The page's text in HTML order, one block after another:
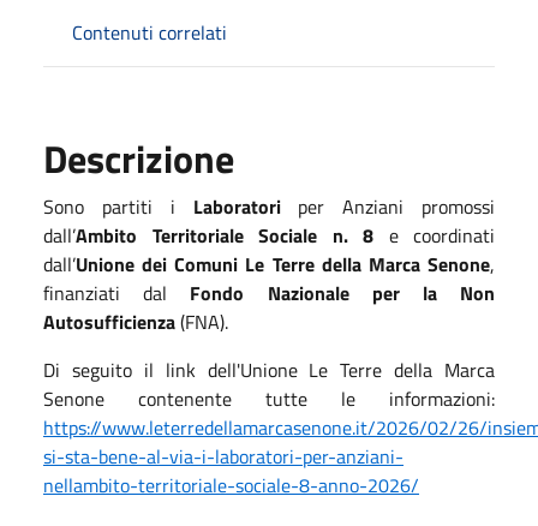
Contenuti correlati
Descrizione
Sono partiti i Laboratoriper Anziani promossi
dall’Ambito Territoriale Sociale n. 8 e coordinati
dall’Unione dei Comuni Le Terre della Marca Senone,
finanziati dal Fondo Nazionale per la Non
Autosufficienza(FNA).
Di seguito il link dell'Unione Le Terre della Marca
Senone contenente tutte le informazioni:
https://www.leterredellamarcasenone.it/2026/02/26/
si-sta-bene-al-via-i-laboratori-per-anziani-
nellambito-territoriale-sociale-8-anno-2026/